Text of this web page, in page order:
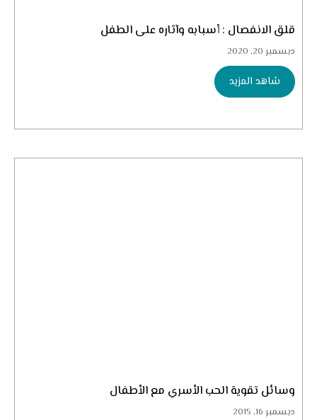
قلق الانفصال : أسبابه وآثاره على الطفل
ديسمبر 20, 2020
شاهد المزيد
وسائل تقوية الحب الأسري مع الأطفال
ديسمبر 16, 2015